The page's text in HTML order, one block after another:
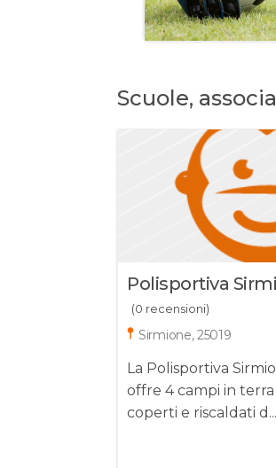
Scuole,
Polisportiva
(0 recensioni)
Sirmione, 25019
La Polisportiva
offre 4 campi in terra
coperti e riscaldati d...